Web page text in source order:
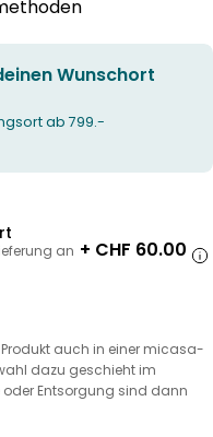
Wunschort
ab 799.-
an + CHF 60.00
auch in einer micasa-
dazu geschieht im
oder Entsorgung sind dann